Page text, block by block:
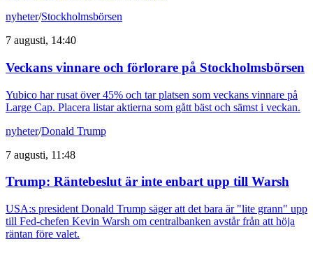
nyheter/Stockholmsbörsen
7 augusti, 14:40
Veckans vinnare och förlorare på Stockholmsbörsen
Yubico har rusat över 45% och tar platsen som veckans vinnare på
Large Cap. Placera listar aktierna som gått bäst och sämst i veckan.
nyheter/Donald Trump
7 augusti, 11:48
Trump: Räntebeslut är inte enbart upp till Warsh
USA:s president Donald Trump säger att det bara är "lite grann" upp
till Fed-chefen Kevin Warsh om centralbanken avstår från att höja
räntan före valet.